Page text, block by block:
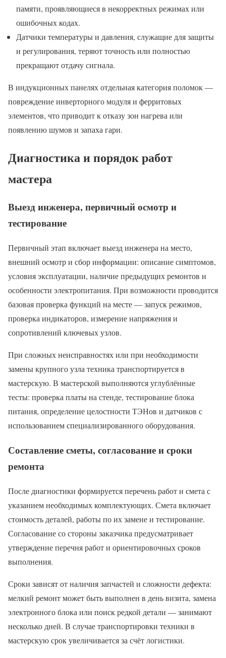
памяти, проявляющиеся в некорректных режимах или
ошибочных кодах.
Датчики температуры и давления, служащие для защиты
и регулирования, теряют точность или полностью
прекращают отдачу сигнала.
В индукционных панелях отдельная категория поломок —
повреждение инверторного модуля и ферритовых
элементов, что приводит к отказу зон нагрева или
появлению шумов и запаха гари.
Диагностика и порядок работ
мастера
Выезд инженера, первичный осмотр и
тестирование
Первичный этап включает выезд инженера на место,
внешний осмотр и сбор информации: описание симптомов,
условия эксплуатации, наличие предыдущих ремонтов и
особенности электропитания. При возможности проводится
базовая проверка функций на месте — запуск режимов,
проверка индикаторов, измерение напряжения и
сопротивлений ключевых узлов.
При сложных неисправностях или при необходимости
замены крупного узла техника транспортируется в
мастерскую. В мастерской выполняются углублённые
тесты: проверка платы на стенде, тестирование блока
питания, определение целостности ТЭНов и датчиков с
использованием специализированного оборудования.
Составление сметы, согласование и сроки
ремонта
После диагностики формируется перечень работ и смета с
указанием необходимых комплектующих. Смета включает
стоимость деталей, работы по их замене и тестирование.
Согласование со стороны заказчика предусматривает
утверждение перечня работ и ориентировочных сроков
выполнения.
Сроки зависят от наличия запчастей и сложности дефекта:
мелкий ремонт может быть выполнен в день визита, замена
электронного блока или поиск редкой детали — занимают
несколько дней. В случае транспортировки техники в
мастерскую срок увеличивается за счёт логистики.